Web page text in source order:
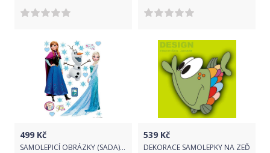
499 Kč
SAMOLEPICÍ OBRÁZKY (SADA) FROZEN
539 Kč
DEKORACE SAMOLEPKY NA ZEĎ